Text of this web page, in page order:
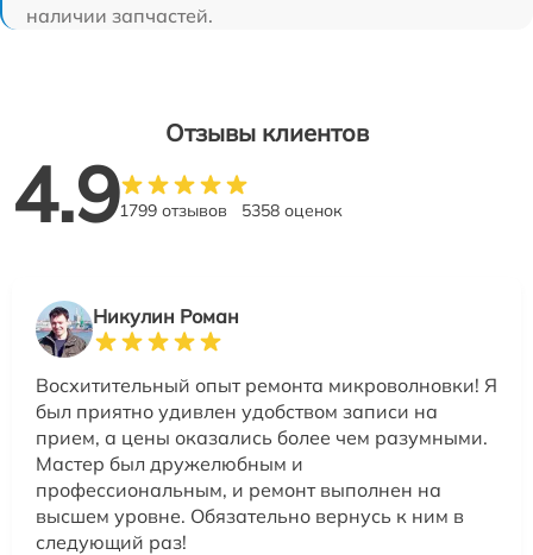
наличии запчастей.
Отзывы клиентов
4.91799 отзывов 5358 оценок
Никулин Роман
Восхитительный опыт ремонта микроволновки! Я
был приятно удивлен удобством записи на
прием, а цены оказались более чем разумными.
Мастер был дружелюбным и
профессиональным, и ремонт выполнен на
высшем уровне. Обязательно вернусь к ним в
следующий раз!